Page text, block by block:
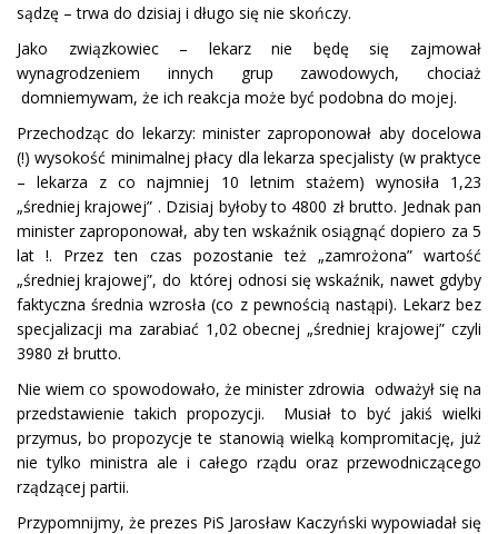
sądzę – trwa do dzisiaj i długo się nie skończy.
Jako związkowiec – lekarz nie będę się zajmował
wynagrodzeniem innych grup zawodowych, chociaż
domniemywam, że ich reakcja może być podobna do mojej.
Przechodząc do lekarzy: minister zaproponował aby docelowa
(!) wysokość minimalnej płacy dla lekarza specjalisty (w praktyce
– lekarza z co najmniej 10 letnim stażem) wynosiła 1,23
„średniej krajowej” . Dzisiaj byłoby to 4800 zł brutto. Jednak pan
minister zaproponował, aby ten wskaźnik osiągnąć dopiero za 5
lat !. Przez ten czas pozostanie też „zamrożona” wartość
„średniej krajowej”, do której odnosi się wskaźnik, nawet gdyby
faktyczna średnia wzrosła (co z pewnością nastąpi). Lekarz bez
specjalizacji ma zarabiać 1,02 obecnej „średniej krajowej” czyli
3980 zł brutto.
Nie wiem co spowodowało, że minister zdrowia odważył się na
przedstawienie takich propozycji. Musiał to być jakiś wielki
przymus, bo propozycje te stanowią wielką kompromitację, już
nie tylko ministra ale i całego rządu oraz przewodniczącego
rządzącej partii.
Przypomnijmy, że prezes PiS Jarosław Kaczyński wypowiadał się